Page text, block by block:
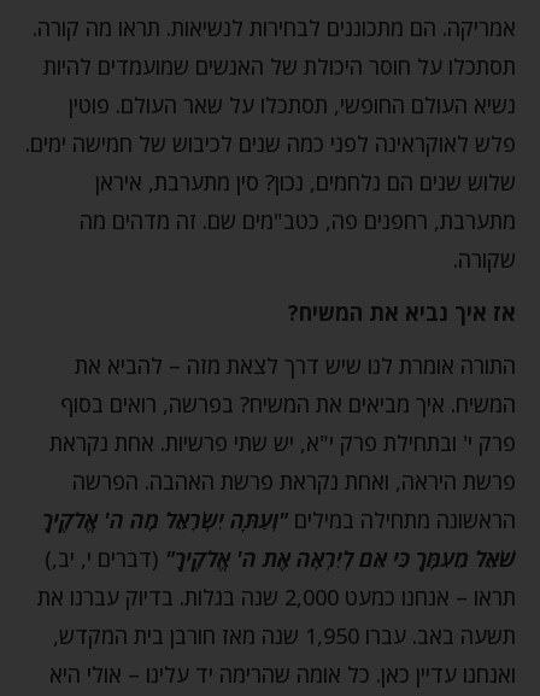
אמריקה. הם מתכוננים לבחירות לנשיאות. תראו מה קורה.
תסתכלו על חוסר היכולת של האנשים שמועמדים להיות
נשיא העולם החופשי, תסתכלו על שאר העולם. פוטין
פלש לאוקראינה לפני כמה שנים לכיבוש של חמישה ימים.
שלוש שנים הם נלחמים, נכון? סין מתערבת, איראן
מתערבת, רחפנים פה, כטב"מים שם. זה מדהים מה
שקורה.
אז איך נביא את המשיח?
התורה אומרת לנו שיש דרך לצאת מזה – להביא את
המשיח. איך מביאים את המשיח? בפרשה, רואים בסוף
פרק י' ובתחילת פרק י"א, יש שתי פרשיות. אחת נקראת
פרשת היראה, ואחת נקראת פרשת האהבה. הפרשה
הראשונה מתחילה במילים "וְעַתָּה יִשְׂרָאֵל מָה ה' אֱלֹקֶיךָ
שֹׁאֵל מֵעִמָּךְ כִּי אִם לְיִרְאָה אֶת ה' אֱלֹקֶיךָ" (דברים י, יב,)
תראו – אנחנו כמעט 2,000 שנה בגלות. בדיוק עברנו את
תשעה באב. עברו 1,950 שנה מאז חורבן בית המקדש,
ואנחנו עדיין כאן. כל אומה שהרימה יד עלינו – אולי היא